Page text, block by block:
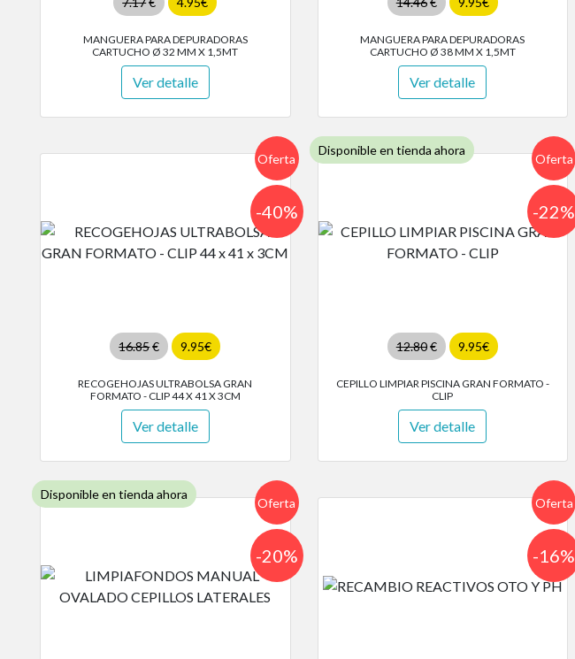
MANGUERA PARA DEPURADORAS
CARTUCHO Ø 32 MM X 1,5MT
Ver detalle
MANGUERA PARA DEPURADORAS
CARTUCHO Ø 38 MM X 1,5MT
Ver detalle
Oferta
16.85€ 9.95€
-40%
RECOGEHOJAS ULTRABOLSA GRAN
FORMATO - CLIP 44 X 41 X 3CM
Ver detalle
Disponible en tienda ahora
Oferta
12.80€ 9.95€
-22%
CEPILLO LIMPIAR PISCINA GRAN FORMATO -
CLIP
Ver detalle
Disponible en tienda ahora
Oferta
-20%
Oferta
-16%